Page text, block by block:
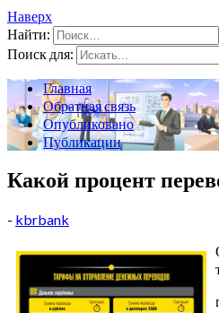
Наверх
Найти:
Поиск для:
Главная
Обратная связь
Опубликовано
Публикации
Какой процент
- kbrbank